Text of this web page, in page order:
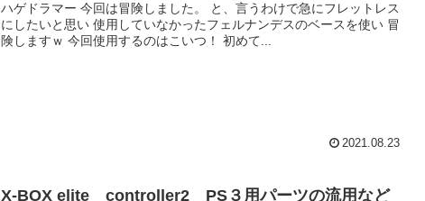
ハゲドラマー 今回は冒険しました。 と、言うわけで急にフレットレス
にしたいと思い 使用していなかったフェルナンデスのベースを使い 冒
険しますｗ 今回使用するのはこいつ！ 初めて...
2021.08.23
X-BOX elite controller2 PS３用パーツの流用など